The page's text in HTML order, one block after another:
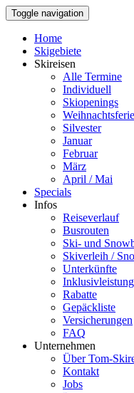
Toggle navigation
Home
Skigebiete
Skireisen
Alle Termine
Individuell
Skiopenings
Silvester
Januar
Februar
März
April / Mai
Specials
Infos
Reiseverlauf
Busrouten
Ski- und
Skiverleih /
Unterkünfte
Rabatte
Gepäckliste
Versicherungen
FAQ
Unternehmen
Über Tom-
Kontakt
Jobs